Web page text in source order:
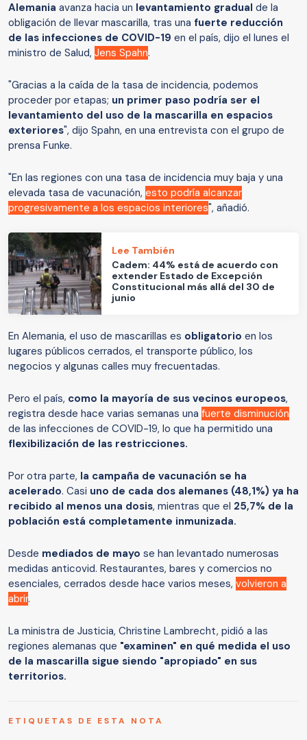
Alemania avanza hacia un levantamiento gradual de la
obligación de llevar mascarilla, tras una fuerte reducción
de las infecciones de COVID-19 en el país, dijo el lunes el
ministro de Salud, Jens Spahn.
"Gracias a la caída de la tasa de incidencia, podemos
proceder por etapas; un primer paso podría ser el
levantamiento del uso de la mascarilla en espacios
exteriores", dijo Spahn, en una entrevista con el grupo de
prensa Funke.
"En las regiones con una tasa de incidencia muy baja y una
elevada tasa de vacunación, esto podría alcanzar
progresivamente a los espacios interiores", añadió.
Lee También
Cadem: 44% está de acuerdo con
extender Estado de Excepción
Constitucional más allá del 30 de
junio
En Alemania, el uso de mascarillas es obligatorio en los
lugares públicos cerrados, el transporte público, los
negocios y algunas calles muy frecuentadas.
Pero el país, como la mayoría de sus vecinos europeos,
registra desde hace varias semanas una fuerte disminución
de las infecciones de COVID-19, lo que ha permitido una
flexibilización de las restricciones.
Por otra parte, la campaña de vacunación se ha
acelerado. Casi uno de cada dos alemanes (48,1%) ya ha
recibido al menos una dosis, mientras que el 25,7% de la
población está completamente inmunizada.
Desde mediados de mayo se han levantado numerosas
medidas anticovid. Restaurantes, bares y comercios no
esenciales, cerrados desde hace varios meses, volvieron a
abrir.
La ministra de Justicia, Christine Lambrecht, pidió a las
regiones alemanas que "examinen" en qué medida el uso
de la mascarilla sigue siendo "apropiado" en sus
territorios.
ETIQUETAS DE ESTA NOTA